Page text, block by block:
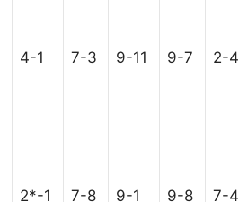
4-1 7-3 9-11 9-7 2-4
2*-1 7-8 9-1 9-8 7-4